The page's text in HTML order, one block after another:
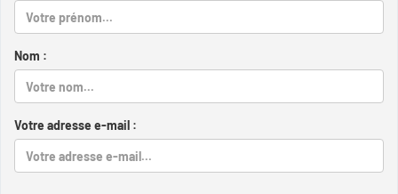
Nom :
Votre adresse e-mail :